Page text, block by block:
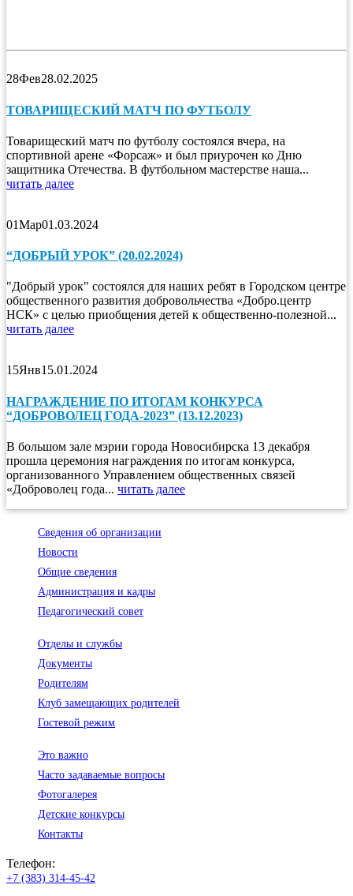
28Фев28.02.2025
ТОВАРИЩЕСКИЙ МАТЧ ПО ФУТБОЛУ
Товарищеский матч по футболу состоялся вчера, на
спортивной арене «Форсаж» и был приурочен ко Дню
защитника Отечества. В футбольном мастерстве наша...
читать далее
01Мар01.03.2024
“ДОБРЫЙ УРОК” (20.02.2024)
"Добрый урок" состоялся для наших ребят в Городском центре
общественного развития добровольчества «Добро.центр
НСК» с целью приобщения детей к общественно-полезной...
читать далее
15Янв15.01.2024
НАГРАЖДЕНИЕ ПО ИТОГАМ КОНКУРСА
“ДОБРОВОЛЕЦ ГОДА-2023” (13.12.2023)
В большом зале мэрии города Новосибирска 13 декабря
прошла церемония награждения по итогам конкурса,
организованного Управлением общественных связей
«Доброволец года... читать далее
Сведения об организации
Новости
Общие сведения
Администрация и кадры
Педагогический совет
Отделы и службы
Документы
Родителям
Клуб замещающих родителей
Гостевой режим
Это важно
Часто задаваемые вопросы
Фотогалерея
Детские конкурсы
Контакты
Телефон:
+7 (383) 314-45-42